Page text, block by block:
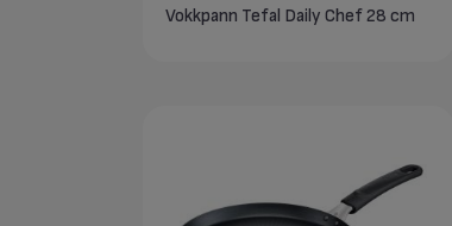
Vokkpann Tefal Daily Chef 28 cm